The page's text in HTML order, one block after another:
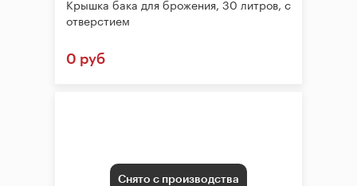
Крышка бака для брожения, 30 литров, с
отверстием
0 руб
Снято с производства